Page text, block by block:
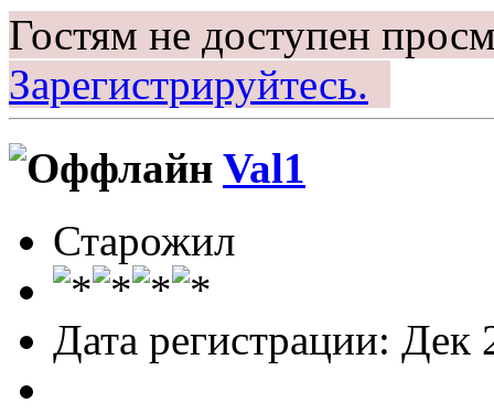
Гостям не доступен
Зарегистрируйтесь.
Val1
Старожил
Дата регистрации: Дек